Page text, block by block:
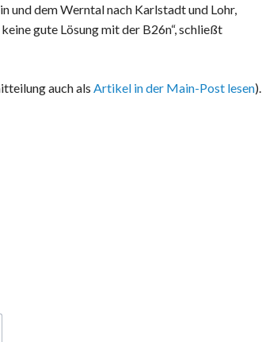
und dem Werntal nach Karlstadt und Lohr,
gute Lösung mit der B26n“, schließt
auch als Artikel in der Main-Post lesen).